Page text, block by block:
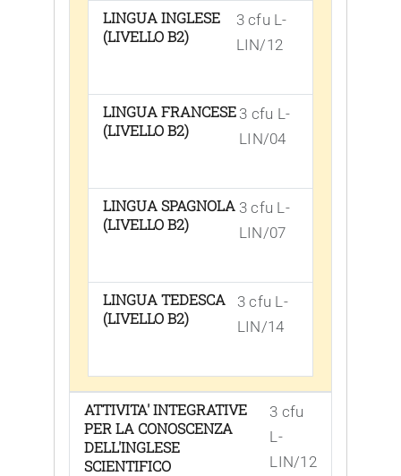
LINGUA INGLESE
(LIVELLO B2)
3 cfu L-
LIN/12
LINGUA FRANCESE
(LIVELLO B2)
3 cfu L-
LIN/04
LINGUA SPAGNOLA
(LIVELLO B2)
3 cfu L-
LIN/07
LINGUA TEDESCA
(LIVELLO B2)
3 cfu L-
LIN/14
ATTIVITA' INTEGRATIVE
PER LA CONOSCENZA
DELL'INGLESE
SCIENTIFICO
3 cfu
L-
LIN/12